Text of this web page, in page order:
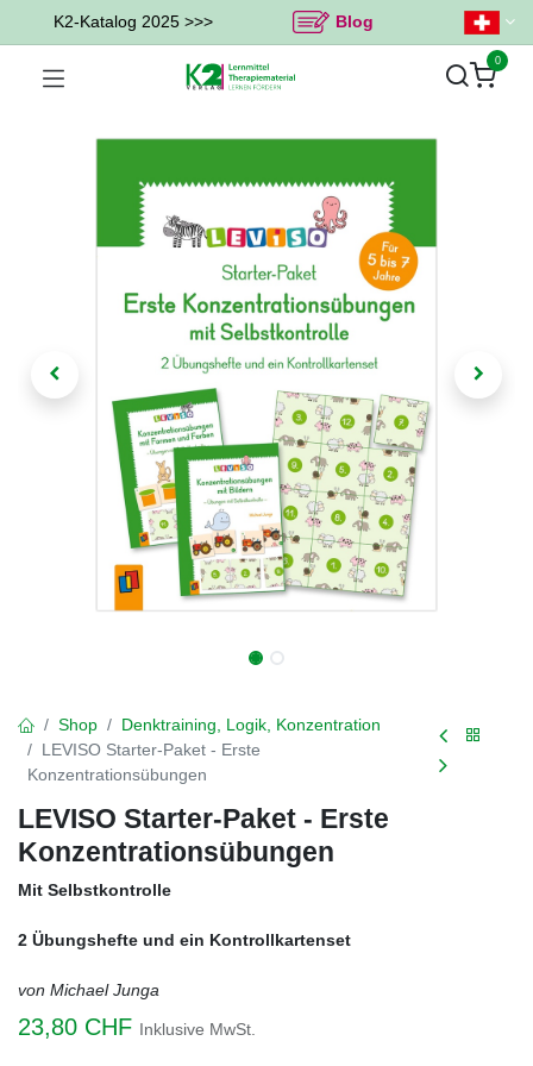
K2-Katalog 2025 >>> Blog
0
Shop
Denktraining, Logik, Konzentration
LEVISO Starter-Paket - Erste
Konzentrationsübungen
LEVISO Starter-Paket - Erste
Konzentrationsübungen
Mit Selbstkontrolle
2 Übungshefte und ein Kontrollkartenset
von Michael Junga
23,80 CHF Inklusive MwSt.